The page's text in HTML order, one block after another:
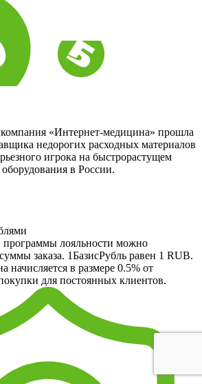
«Интернет-медицина» прошла
недорогих расходных материалов
игрока на быстрорастущем
в России.
лояльности можно
заказа. 1БазисРубль равен 1 RUB.
начисляется в размере 0.5% от
для постоянных клиентов.